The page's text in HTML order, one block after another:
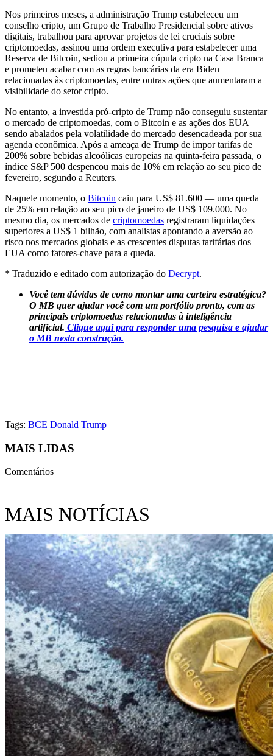
Nos primeiros meses, a administração Trump estabeleceu um
conselho cripto, um Grupo de Trabalho Presidencial sobre ativos
digitais, trabalhou para aprovar projetos de lei cruciais sobre
criptomoedas, assinou uma ordem executiva para estabelecer uma
Reserva de Bitcoin, sediou a primeira cúpula cripto na Casa Branca
e prometeu acabar com as regras bancárias da era Biden
relacionadas às criptomoedas, entre outras ações que aumentaram a
visibilidade do setor cripto.
No entanto, a investida pró-cripto de Trump não conseguiu sustentar
o mercado de criptomoedas, com o Bitcoin e as ações dos EUA
sendo abalados pela volatilidade do mercado desencadeada por sua
agenda econômica. Após a ameaça de Trump de impor tarifas de
200% sobre bebidas alcoólicas europeias na quinta-feira passada, o
índice S&P 500 despencou mais de 10% em relação ao seu pico de
fevereiro, segundo a Reuters.
Naquele momento, o Bitcoin caiu para US$ 81.600 — uma queda
de 25% em relação ao seu pico de janeiro de US$ 109.000. No
mesmo dia, os mercados de criptomoedas registraram liquidações
superiores a US$ 1 bilhão, com analistas apontando a aversão ao
risco nos mercados globais e as crescentes disputas tarifárias dos
EUA como fatores-chave para a queda.
* Traduzido e editado com autorização do Decrypt.
Você tem dúvidas de como montar uma carteira estratégica?
O MB quer ajudar você com um portfólio pronto, com as
principais criptomoedas relacionadas à inteligência
artificial. Clique aqui para responder uma pesquisa e ajudar
o MB nesta construção.
Tags: BCE Donald Trump
MAIS LIDAS
Comentários
MAIS NOTÍCIAS